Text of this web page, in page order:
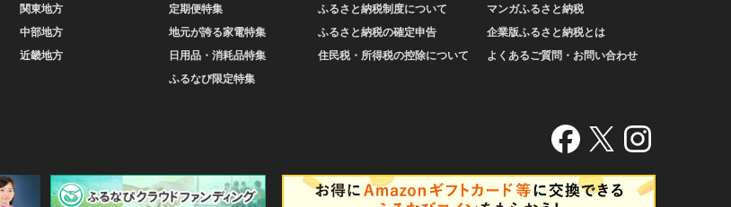
関東地方
中部地方
近畿地方
定期便特集
地元が誇る家電特集
日用品・消耗品特集
ふるなび限定特集
ふるさと納税制度について
ふるさと納税の確定申告
住民税・所得税の控除について
マンガふるさと納税
企業版ふるさと納税とは
よくあるご質問・お問い合わせ